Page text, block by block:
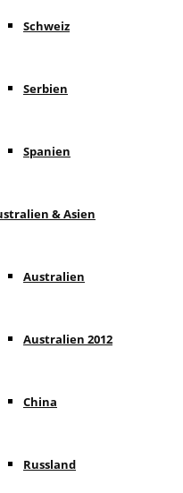
Schweiz
Serbien
Spanien
& Asien
Australien
Australien 2012
China
Russland